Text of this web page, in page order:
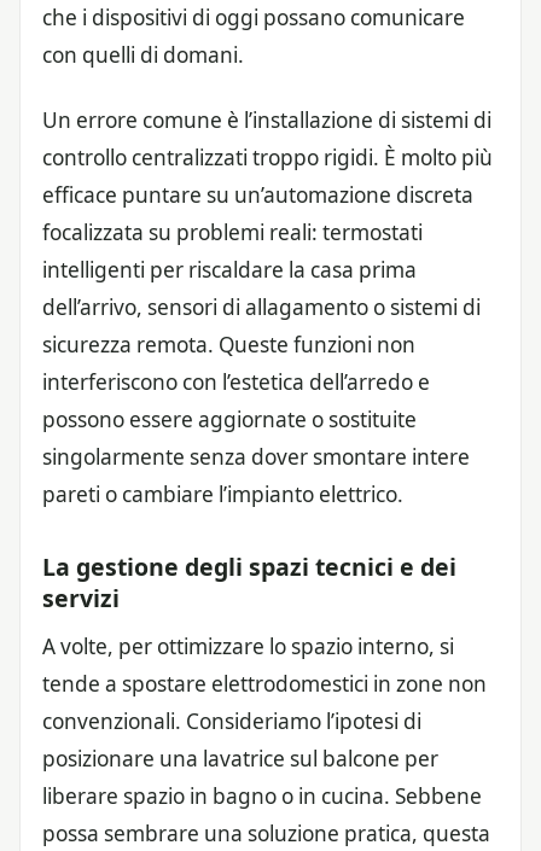
che i dispositivi di oggi possano comunicare
con quelli di domani.
Un errore comune è l’installazione di sistemi di
controllo centralizzati troppo rigidi. È molto più
efficace puntare su un’automazione discreta
focalizzata su problemi reali: termostati
intelligenti per riscaldare la casa prima
dell’arrivo, sensori di allagamento o sistemi di
sicurezza remota. Queste funzioni non
interferiscono con l’estetica dell’arredo e
possono essere aggiornate o sostituite
singolarmente senza dover smontare intere
pareti o cambiare l’impianto elettrico.
La gestione degli spazi tecnici e dei
servizi
A volte, per ottimizzare lo spazio interno, si
tende a spostare elettrodomestici in zone non
convenzionali. Consideriamo l’ipotesi di
posizionare una lavatrice sul balcone per
liberare spazio in bagno o in cucina. Sebbene
possa sembrare una soluzione pratica, questa